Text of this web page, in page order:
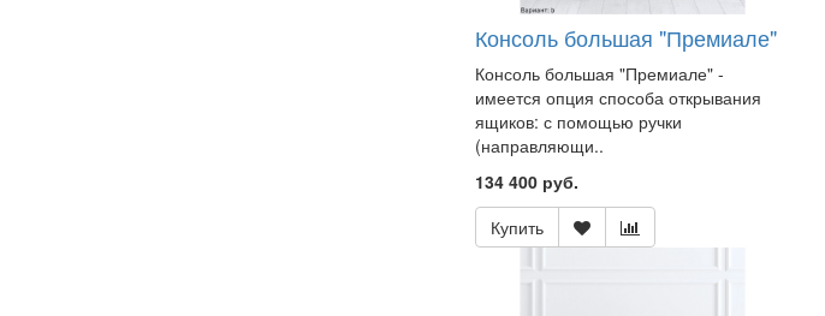
Консоль большая "Премиале"
Консоль большая "Премиале" -
имеется опция способа открывания
ящиков: с помощью ручки
(направляющи..
134 400 руб.
Купить